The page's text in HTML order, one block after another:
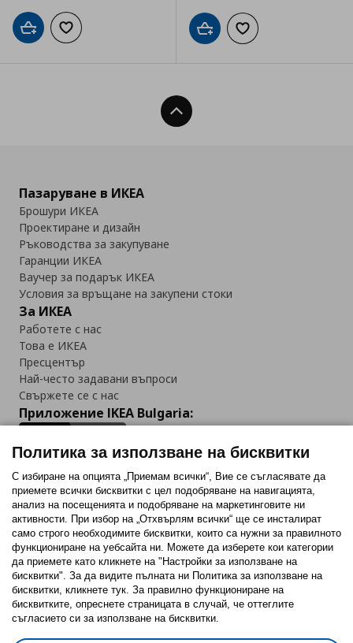
Добави в кошницата
Добави към списъка с любимиДобави в кошницата
Добави към
Нагоре
Пазаруване в ИКЕА
Брошури ИКЕА
Проектиране и дизайн
Ръководства за закупуване
Гаранции ИКЕА
Ваучер за подарък ИКЕА
Условия за връщане на закупени стоки
За ИКЕА
Работете с нас
Това е ИКЕА
Пресцентър
Най-често задавани въпроси
Свържете се с нас
Приложение IKEA Bulgaria:
Последвайте ни:
FacebookTwitterYoutubePinterestInstagram
Политика за използване на бисквитки (Cookies)
Избор на настройки за използване на бисквитки
Политика за използване на бисквитки
С избиране на опцията „Приемам всички“, Вие се съгласявате да
приемете всички бисквитки с цел подобряване на навигацията,
анализ на посещенията и подобряване на маркетинговите ни
активности. При избор на „Отхвърлям всички“ ще се инсталират
само строго необходимитe бисквитки, които са нужни за правилното
функциониране на уебсайта ни. Можете да изберете кои категории
да приемете като кликнете на "Настройки за използване на
бисквитки". За да видите пълната ни Политика за използване на
бисквитки, кликнете тук. За правилно функциониране на
бисквитките, опреснете страницата в случай, че оттеглите
съгласието си за използване на бисквитки.